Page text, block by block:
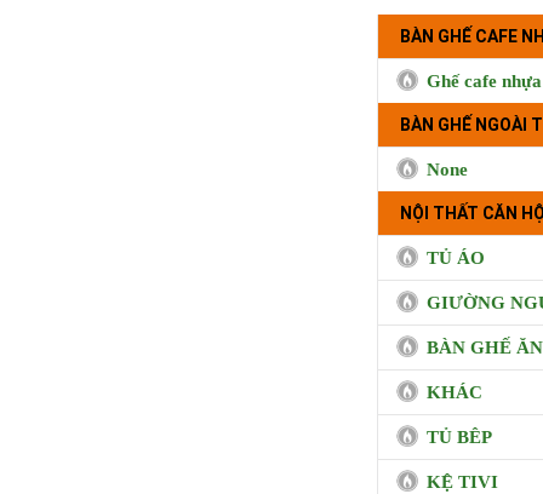
BÀN GHẾ CAFE
Ghế cafe nhựa
BÀN GHẾ NGOÀI
None
NỘI THẤT CĂN
TỦ ÁO
GIƯỜNG
BÀN GHẾ ĂN
KHÁC
TỦ BÊP
KỆ TIVI